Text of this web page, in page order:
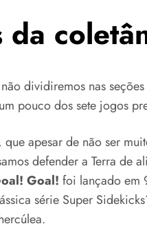
dividiremos nas
pouco dos sete jogos
apesar de não ser
defender a Terra de
Goal! foi lançado em
série Super